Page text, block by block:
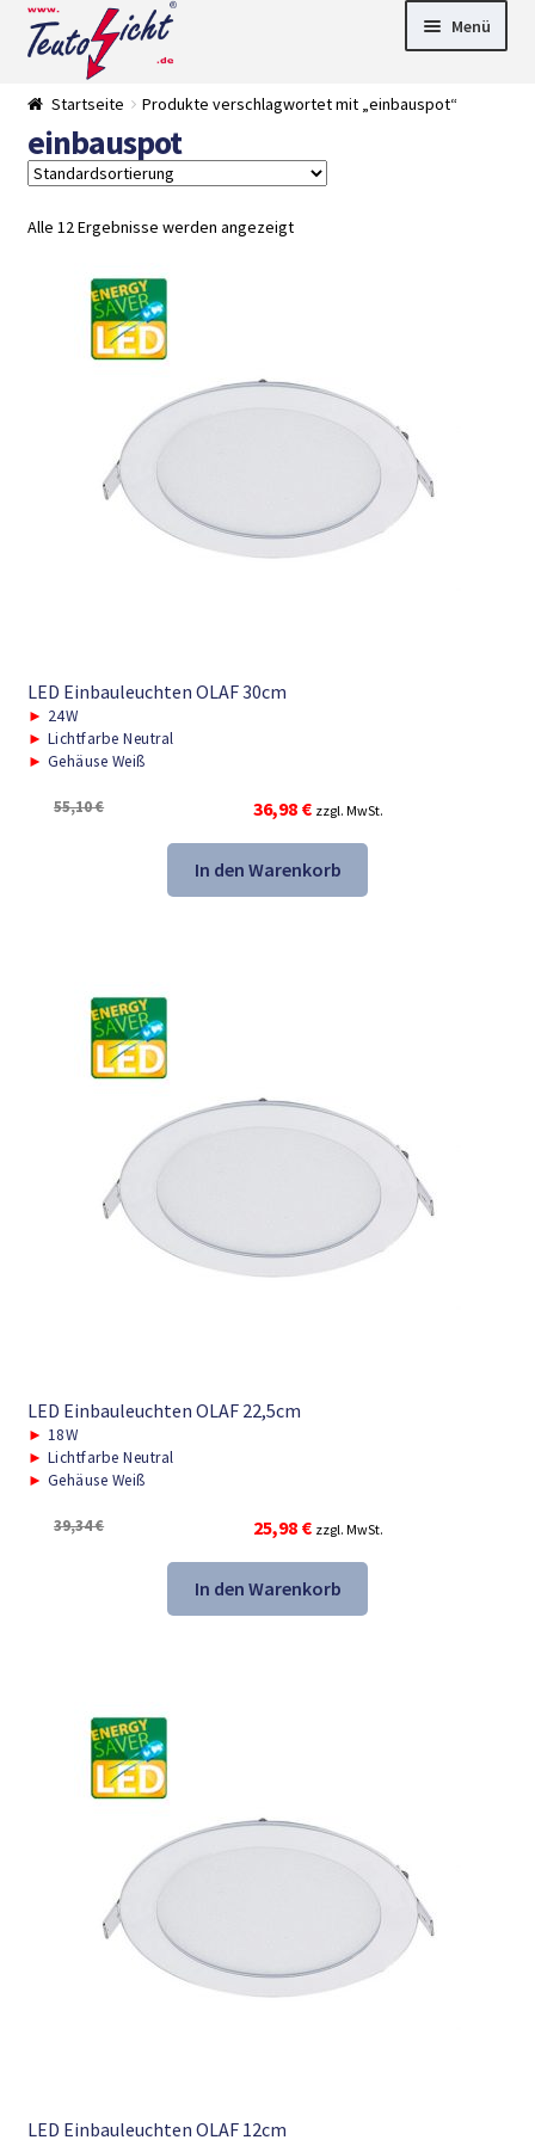
Zur
Navigation
springen
Springe
zum
Menü
► LED Panel
►
Startseite Produkte verschlagwortet mit „einbauspot“
einbauspot
Alle 12 Ergebnisse werden angezeigt
LED Einbauleuchten OLAF 30cm
► 24W
► Lichtfarbe Neutral
► Gehäuse Weiß
55,10€
Ursprünglicher
Preis
war:
55,10 €
36,98 €Aktueller
Preis
ist:
36,98 €.
zzgl. MwSt.
In den Warenkorb
LED Einbauleuchten OLAF 22,5cm
► 18W
► Lichtfarbe Neutral
► Gehäuse Weiß
39,34€
Ursprünglicher
Preis
war:
39,34 €
25,98 €Aktueller
Preis
ist:
25,98 €.
zzgl. MwSt.
In den Warenkorb
LED Einbauleuchten OLAF 12cm